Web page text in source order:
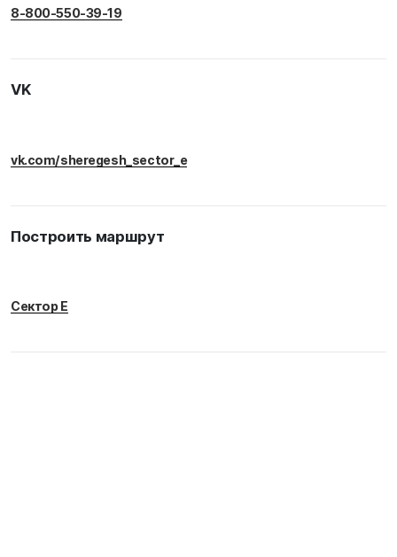
8-800-550-39-19
VK
vk.com/sheregesh_sector_e
Построить маршрут
Сектор Е